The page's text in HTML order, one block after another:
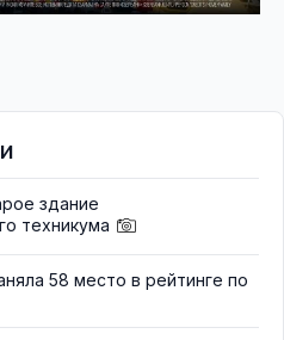
здание
техникума
58 место в рейтинге по